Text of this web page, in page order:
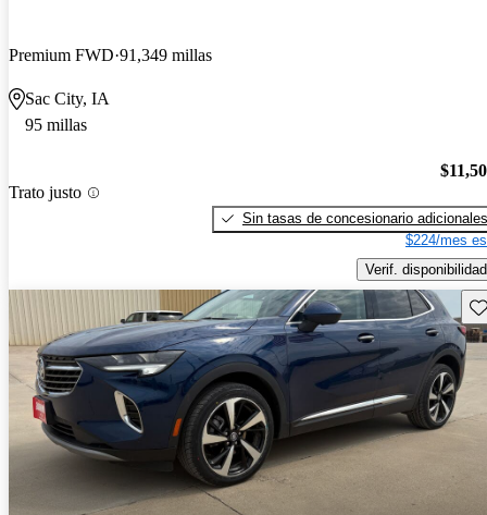
Premium FWD 91,349 millas
Sac City, IA
95 millas
Trato justo
Sin tasas de concesionario adicionales
$224/mes
Verif. disponibilidad